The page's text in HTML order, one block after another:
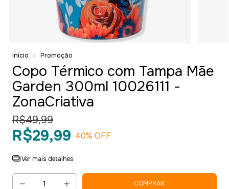
Início Promoção
Copo Térmico com Tampa Mãe
Garden 300ml 10026111 -
ZonaCriativa
R$49,99
R$29,99 40% OFF
Ver mais detalhes